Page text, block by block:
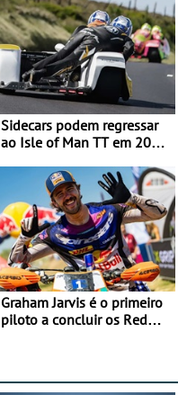
Sidecars podem regressar
ao Isle of Man TT em 2027
Graham Jarvis é o primeiro
piloto a concluir os Red